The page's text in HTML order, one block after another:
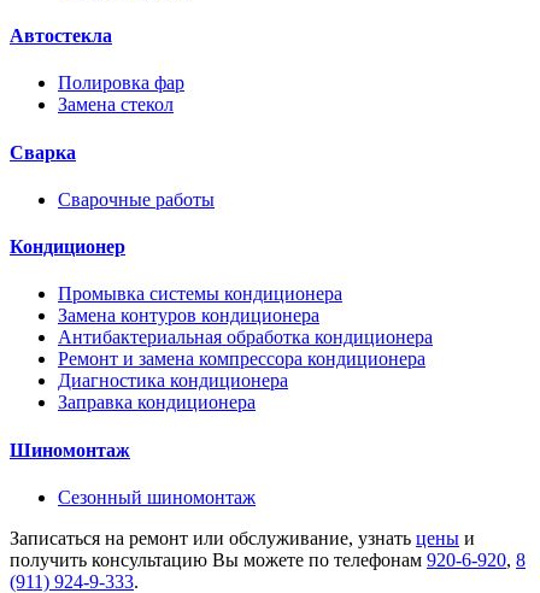
Автостекла
Полировка фар
Замена стекол
Сварка
Сварочные работы
Кондиционер
Промывка системы кондиционера
Замена контуров кондиционера
Антибактериальная обработка кондиционера
Ремонт и замена компрессора кондиционера
Диагностика кондиционера
Заправка кондиционера
Шиномонтаж
Сезонный шиномонтаж
Записаться на ремонт или обслуживание, узнать цены и
получить консультацию Вы можете по телефонам 920-6-920, 8
(911) 924-9-333.